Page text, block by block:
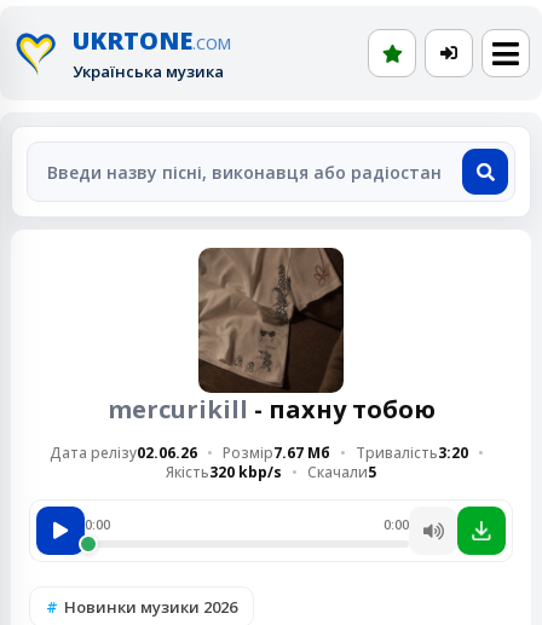
UKRTONE.COM
Українська музика
mercurikill - пахну тобою
Дата релізу02.06.26 Розмір7.67 Мб Тривалість3:20
Якість320 kbp/s Скачали5
0:00 0:00
Новинки музики 2026